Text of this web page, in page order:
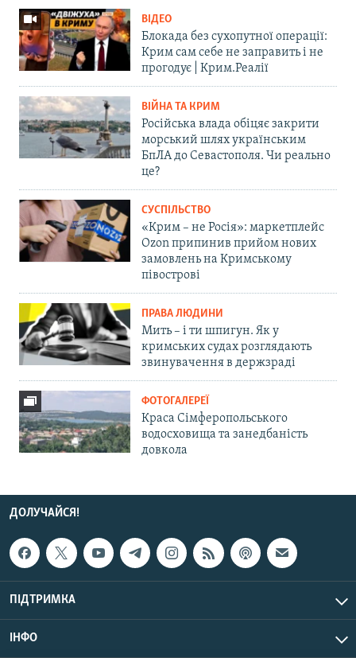
ВІДЕО
Блокада без сухопутної операції:
Крим сам себе не заправить і не
прогодує | Крим.Реалії
ВІЙНА ТА КРИМ
Російська влада обіцяє закрити
морський шлях українським
БпЛА до Севастополя. Чи реально
це?
СУСПІЛЬСТВО
«Крим – не Росія»: маркетплейс
Ozon припинив прийом нових
замовлень на Кримському
півострові
ПРАВА ЛЮДИНИ
Мить – і ти шпигун. Як у
кримських судах розглядають
звинувачення в держзраді
ФОТОГАЛЕРЕЇ
Краса Сімферопольського
водосховища та занедбаність
довкола
ДОЛУЧАЙСЯ!
ПІДТРИМКА
ІНФО